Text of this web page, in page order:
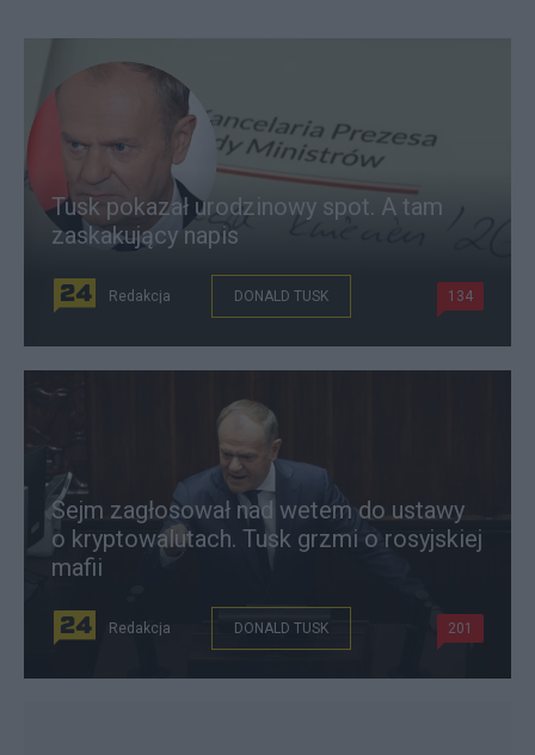
Tusk pokazał urodzinowy spot. A tam
zaskakujący napis
Redakcja DONALD TUSK 134
Sejm zagłosował nad wetem do ustawy
o kryptowalutach. Tusk grzmi o rosyjskiej
mafii
Redakcja DONALD TUSK 201